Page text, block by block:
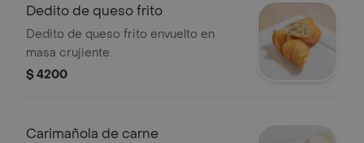
Dedito de queso frito
Dedito de queso frito envuelto en
masa crujiente.
$ 4200
Carimañola de carne